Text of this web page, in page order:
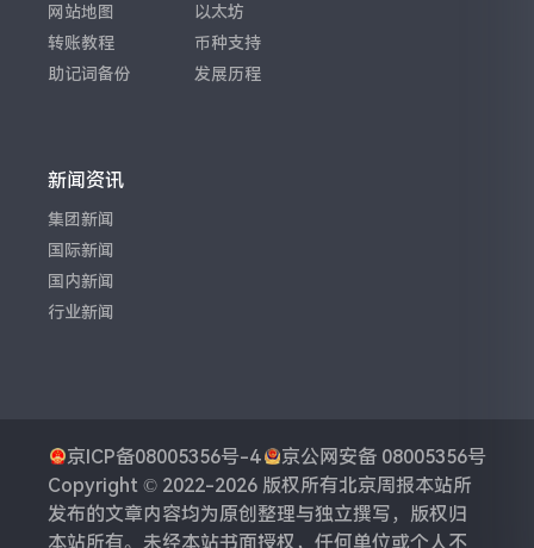
网站地图
转账教程
助记词备份
以太坊
币种支持
发展历程
新闻资讯
集团新闻
国际新闻
国内新闻
行业新闻
京ICP备08005356号-4
京公网安备 08005356号
Copyright © 2022-2026 版权所有北京周报本站所
发布的文章内容均为原创整理与独立撰写，版权归
本站所有。未经本站书面授权，任何单位或个人不